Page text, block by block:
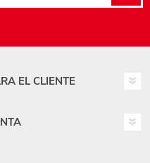
EL CLIENTE